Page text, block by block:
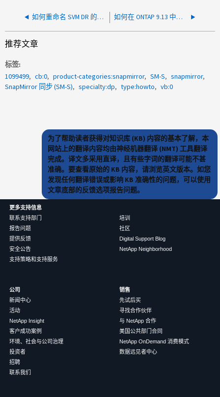
如何重命名 SVM DR 的目标 SVM 如何在 ONTAP 9.13 中调整 SnapMirror 源卷和目标卷的大小
推荐文章
标签
1099499
cb:0 product-categories:snapmirror SM-S
snapmirror
SnapMirror 同步 (SM-S)
specialty:dp type:howto vb:0
为了帮助读者获得对知识库 (KB) 内容的基本了解，本
网站上的翻译内容均由神经机器翻译 (NMT) 工具翻译
完成。译文多采用直译，且有些字词的翻译可能不甚
准确。要查看原始的 KB 内容，请浏览英文版本。如您
发现任何翻译错误或影响 KB 准确性的问题，可以使用
文章底部的反馈选项报告问题。
更多支持信息
联系支持部门
报告问题
提供反馈
安全公告
支持策略和支持服务
培训
社区
Digital Support Blog
NetApp Neighborhood
公司
新闻中心
活动
NetApp Insight
客户成功案例
环境、社会与公司治理
投资者
招聘
联系我们
销售
先试后买
寻找合作伙伴
与 NetApp 合作
美国公共部门合同
NetApp OnDemand 消费模式
数据远见者中心